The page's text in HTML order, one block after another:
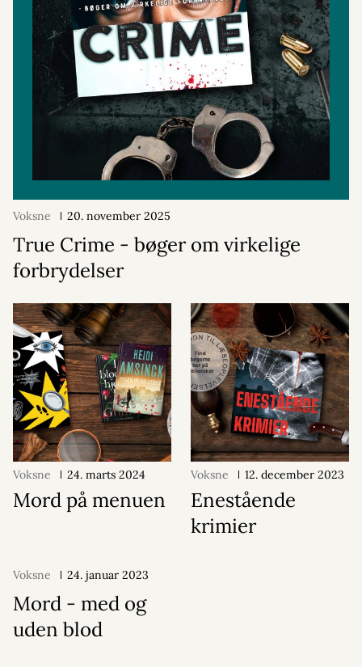
Voksne 20. november 2025
True Crime - bøger om virkelige
forbrydelser
Voksne 24. marts 2024
Mord på menuen
Voksne 12. december 2023
Enestående
krimier
Voksne 24. januar 2023
Mord - med og
uden blod